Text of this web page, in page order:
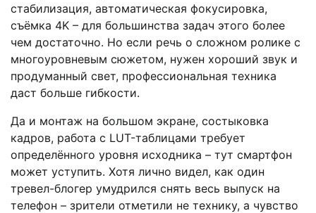
стабилизация, автоматическая фокусировка,
съёмка 4K – для большинства задач этого более
чем достаточно. Но если речь о сложном ролике с
многоуровневым сюжетом, нужен хороший звук и
продуманный свет, профессиональная техника
даст больше гибкости.
Да и монтаж на большом экране, состыковка
кадров, работа с LUT-таблицами требует
определённого уровня исходника – тут смартфон
может уступить. Хотя лично видел, как один
тревел-блогер умудрился снять весь выпуск на
телефон – зрители отметили не технику, а чувство